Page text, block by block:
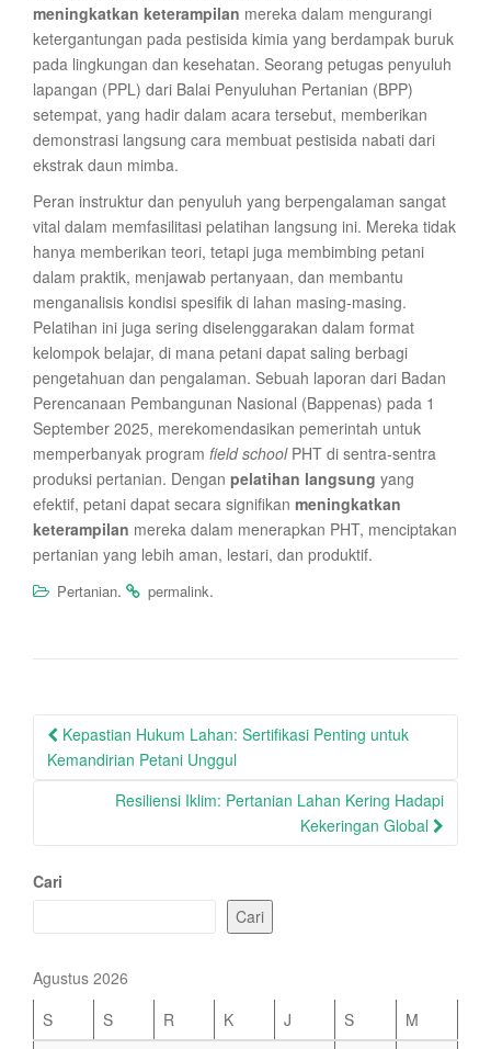
meningkatkan keterampilan mereka dalam mengurangi
ketergantungan pada pestisida kimia yang berdampak buruk
pada lingkungan dan kesehatan. Seorang petugas penyuluh
lapangan (PPL) dari Balai Penyuluhan Pertanian (BPP)
setempat, yang hadir dalam acara tersebut, memberikan
demonstrasi langsung cara membuat pestisida nabati dari
ekstrak daun mimba.
Peran instruktur dan penyuluh yang berpengalaman sangat
vital dalam memfasilitasi pelatihan langsung ini. Mereka tidak
hanya memberikan teori, tetapi juga membimbing petani
dalam praktik, menjawab pertanyaan, dan membantu
menganalisis kondisi spesifik di lahan masing-masing.
Pelatihan ini juga sering diselenggarakan dalam format
kelompok belajar, di mana petani dapat saling berbagi
pengetahuan dan pengalaman. Sebuah laporan dari Badan
Perencanaan Pembangunan Nasional (Bappenas) pada 1
September 2025, merekomendasikan pemerintah untuk
memperbanyak program field schoolPHT di sentra-sentra
produksi pertanian. Dengan pelatihan langsung yang
efektif, petani dapat secara signifikan meningkatkan
keterampilan mereka dalam menerapkan PHT, menciptakan
pertanian yang lebih aman, lestari, dan produktif.
Pertanian. permalink.
Post
navigation
Kepastian Hukum Lahan: Sertifikasi Penting untuk
Kemandirian Petani Unggul
Resiliensi Iklim: Pertanian Lahan Kering Hadapi
Kekeringan Global
Cari
Cari
Agustus 2026
S
S R K J S
M